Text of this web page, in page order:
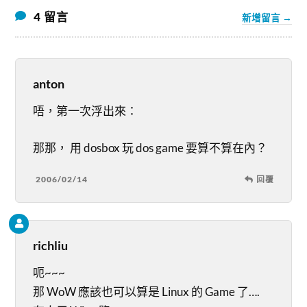
4 留言 新增留言 →
anton
唔，第一次浮出來：
那那， 用 dosbox 玩 dos game 要算不算在內？
2006/02/14 回覆
richliu
呃~~~
那 WoW 應該也可以算是 Linux 的 Game 了….